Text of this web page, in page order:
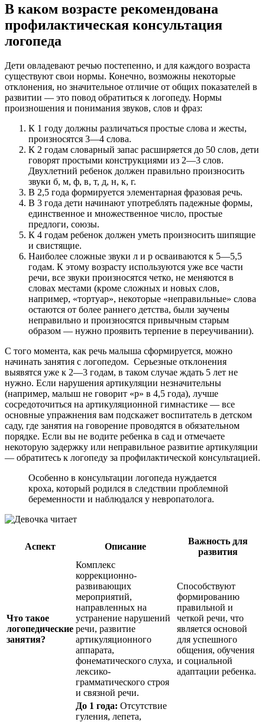
В каком возрасте рекомендована
профилактическая консультация
логопеда
Дети овладевают речью постепенно, и для каждого возраста
существуют свои нормы. Конечно, возможны некоторые
отклонения, но значительное отличие от общих показателей в
развитии — это повод обратиться к логопеду. Нормы
произношения и понимания звуков, слов и фраз:
К 1 году должны различаться простые слова и жесты,
произносятся 3—4 слова.
К 2 годам словарный запас расширяется до 50 слов, дети
говорят простыми конструкциями из 2—3 слов.
Двухлетний ребенок должен правильно произносить
звуки б, м, ф, в, т, д, н, к, г.
В 2,5 года формируется элементарная фразовая речь.
В 3 года дети начинают употреблять падежные формы,
единственное и множественное число, простые
предлоги, союзы.
К 4 годам ребенок должен уметь произносить шипящие
и свистящие.
Наиболее сложные звуки л и р осваиваются к 5—5,5
годам. К этому возрасту используются уже все части
речи, все звуки произносятся четко, не меняются в
словах местами (кроме сложных и новых слов,
например, «тортуар», некоторые «неправильные» слова
остаются от более раннего детства, были заучены
неправильно и произносятся привычным старым
образом — нужно проявить терпение в переучивании).
С того момента, как речь малыша сформируется, можно
начинать занятия с логопедом. Серьезные отклонения
выявятся уже к 2—3 годам, в таком случае ждать 5 лет не
нужно. Если нарушения артикуляции незначительны
(например, малыш не говорит «р» в 4,5 года), лучше
сосредоточиться на артикуляционной гимнастике — все
основные упражнения вам подскажет воспитатель в детском
саду, где занятия на говорение проводятся в обязательном
порядке. Если вы не водите ребенка в сад и отмечаете
некоторую задержку или неправильное развитие артикуляции
— обратитесь к логопеду за профилактической консультацией.
Особенно в консультации логопеда нуждается
кроха, который родился в следствии проблемной
беременности и наблюдался у невропатолога.
Аспект Описание
Важность для
развития
Что такое
логопедические
занятия?
Комплекс
коррекционно-
развивающих
мероприятий,
направленных на
устранение нарушений
речи, развитие
артикуляционного
аппарата,
фонематического слуха,
лексико-
грамматического строя
и связной речи.
Способствуют
формированию
правильной и
четкой речи, что
является основой
для успешного
общения, обучения
и социальной
адаптации ребенка.
До 1 года: Отсутствие
гуления, лепета,